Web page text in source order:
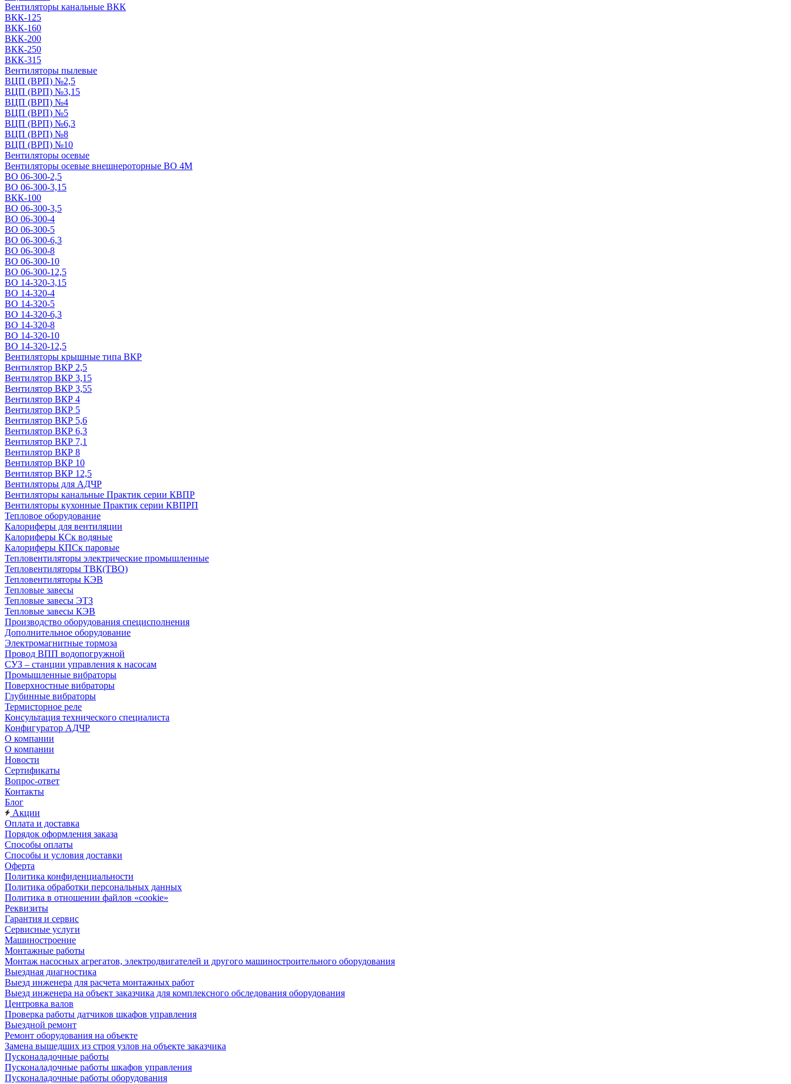
Вентиляторы канальные ВКК
ВКК-125
ВКК-160
ВКК-200
ВКК-250
ВКК-315
Вентиляторы пылевые
ВЦП (ВРП) №2,5
ВЦП (ВРП) №3,15
ВЦП (ВРП) №4
ВЦП (ВРП) №5
ВЦП (ВРП) №6,3
ВЦП (ВРП) №8
ВЦП (ВРП) №10
Вентиляторы осевые
Вентиляторы осевые внешнероторные ВО 4М
ВО 06-300-2,5
ВО 06-300-3,15
ВКК-100
ВО 06-300-3,5
ВО 06-300-4
ВО 06-300-5
ВО 06-300-6,3
ВО 06-300-8
ВО 06-300-10
ВО 06-300-12,5
ВО 14-320-3,15
ВО 14-320-4
ВО 14-320-5
ВО 14-320-6,3
ВО 14-320-8
ВО 14-320-10
ВО 14-320-12,5
Вентиляторы крышные типа ВКР
Вентилятор ВКР 2,5
Вентилятор ВКР 3,15
Вентилятор ВКР 3,55
Вентилятор ВКР 4
Вентилятор ВКР 5
Вентилятор ВКР 5,6
Вентилятор ВКР 6,3
Вентилятор ВКР 7,1
Вентилятор ВКР 8
Вентилятор ВКР 10
Вентилятор ВКР 12,5
Вентиляторы для АДЧР
Вентиляторы канальные Практик серии КВПР
Вентиляторы кухонные Практик серии КВПРП
Тепловое оборудование
Калориферы для вентиляции
Калориферы КСк водяные
Калориферы КПСк паровые
Тепловентиляторы электрические промышленные
Тепловентиляторы ТВК(ТВО)
Тепловентиляторы КЭВ
Тепловые завесы
Тепловые завесы ЭТЗ
Тепловые завесы КЭВ
Производство оборудования специсполнения
Дополнительное оборудование
Электромагнитные тормоза
Провод ВПП водопогружной
СУЗ – станции управления к насосам
Промышленные вибраторы
Поверхностные вибраторы
Глубинные вибраторы
Термисторное реле
Консультация технического специалиста
Конфигуратор АДЧР
О компании
О компании
Новости
Сертификаты
Вопрос-ответ
Контакты
Блог
Акции
Оплата и доставка
Порядок оформления заказа
Способы оплаты
Способы и условия доставки
Оферта
Политика конфиденциальности
Политика обработки персональных данных
Политика в отношении файлов «cookie»
Реквизиты
Гарантия и сервис
Сервисные услуги
Машиностроение
Монтажные работы
Монтаж насосных агрегатов, электродвигателей и другого машиностроительного оборудования
Выездная диагностика
Выезд инженера для расчета монтажных работ
Выезд инженера на объект заказчика для комплексного обследования оборудования
Центровка валов
Проверка работы датчиков шкафов управления
Выездной ремонт
Ремонт оборудования на объекте
Замена вышедших из строя узлов на объекте заказчика
Пусконаладочные работы
Пусконаладочные работы шкафов управления
Пусконаладочные работы оборудования